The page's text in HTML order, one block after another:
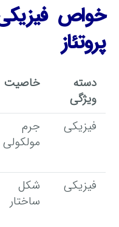
خواص
پروتئاز
دسته
ویژگی
خاصیت
فیزیکی
جرم
مولکولی
فیزیکی
شکل
ساختار